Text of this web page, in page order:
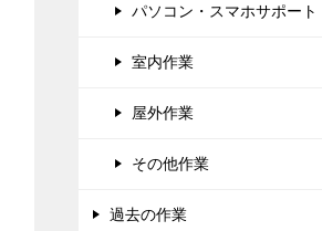
パソコン・スマホサポート
室内作業
屋外作業
その他作業
過去の作業